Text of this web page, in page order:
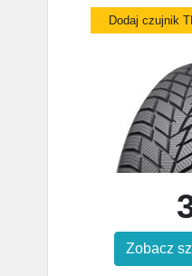
Dodaj czujnik
Zobacz